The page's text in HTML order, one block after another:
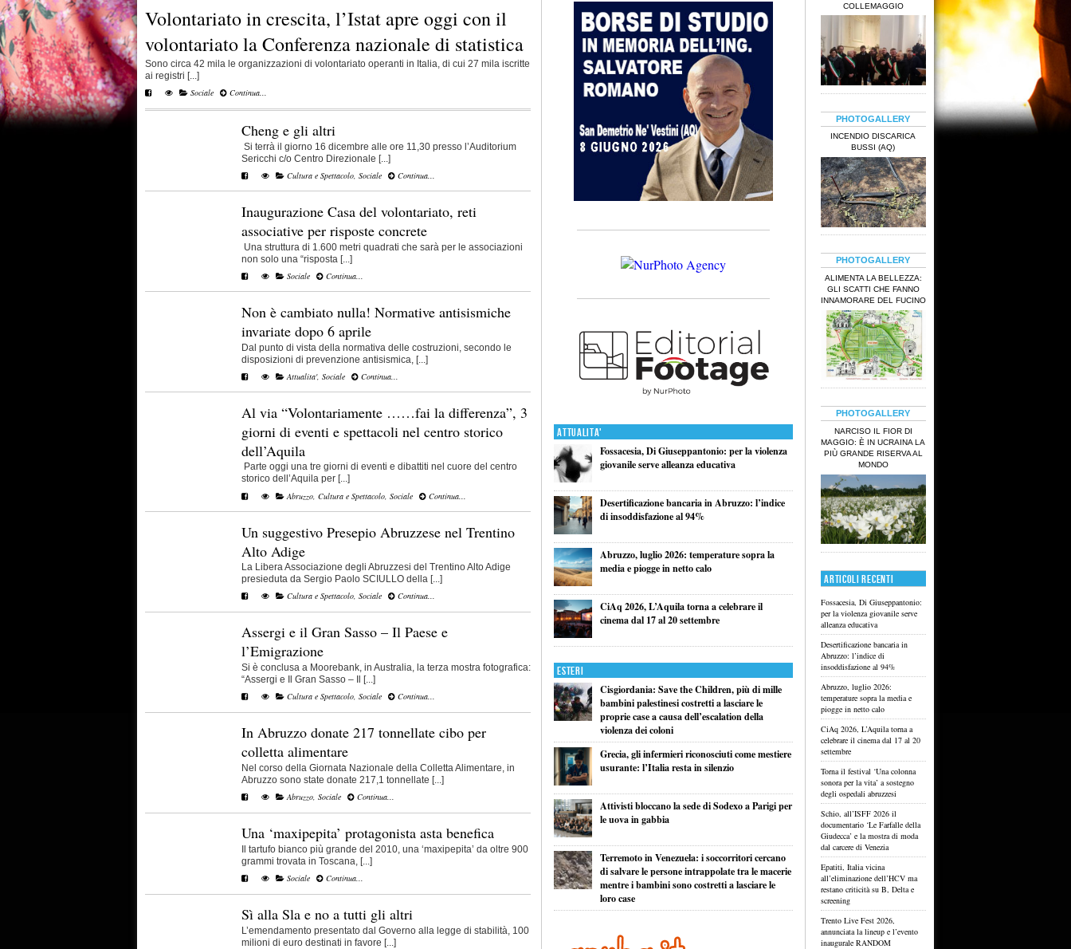
Volontariato in crescita, l’Istat apre oggi con il
volontariato la Conferenza nazionale di statistica
Sono circa 42 mila le organizzazioni di volontariato operanti in Italia, di cui 27 mila iscritte
ai registri [...]
Sociale
Continua...
Cheng e gli altri
Si terrà il giorno 16 dicembre alle ore 11,30 presso l’Auditorium
Sericchi c/o Centro Direzionale [...]
Cultura e Spettacolo, Sociale Continua...
Inaugurazione Casa del volontariato, reti
associative per risposte concrete
Una struttura di 1.600 metri quadrati che sarà per le associazioni
non solo una “risposta [...]
Sociale
Continua...
Non è cambiato nulla! Normative antisismiche
invariate dopo 6 aprile
Dal punto di vista della normativa delle costruzioni, secondo le
disposizioni di prevenzione antisismica, [...]
Attualita', Sociale Continua...
Al via “Volontariamente ……fai la differenza”, 3
giorni di eventi e spettacoli nel centro storico
dell’Aquila
Parte oggi una tre giorni di eventi e dibattiti nel cuore del centro
storico dell’Aquila per [...]
Abruzzo Cultura e Spettacolo Sociale Continua...
Un suggestivo Presepio Abruzzese nel Trentino
Alto Adige
La Libera Associazione degli Abruzzesi del Trentino Alto Adige
presieduta da Sergio Paolo SCIULLO della [...]
Cultura e Spettacolo, Sociale Continua...
Assergi e il Gran Sasso – Il Paese e
l’Emigrazione
Si è conclusa a Moorebank, in Australia, la terza mostra fotografica:
“Assergi e Il Gran Sasso – Il [...]
Cultura e Spettacolo, Sociale Continua...
In Abruzzo donate 217 tonnellate cibo per
colletta alimentare
Nel corso della Giornata Nazionale della Colletta Alimentare, in
Abruzzo sono state donate 217,1 tonnellate [...]
Abruzzo, Sociale Continua...
Una ‘maxipepita’ protagonista asta benefica
Il tartufo bianco più grande del 2010, una ‘maxipepita’ da oltre 900
grammi trovata in Toscana, [...]
Sociale
Continua...
Sì alla Sla e no a tutti gli altri
L’emendamento presentato dal Governo alla legge di stabilità, 100
milioni di euro destinati in favore [...]
Attualita'
Fossacesia, Di Giuseppantonio: per la violenza
giovanile serve alleanza educativa
Desertificazione bancaria in Abruzzo: l’indice
di insoddisfazione al 94%
Abruzzo, luglio 2026: temperature sopra la
media e piogge in netto calo
CiAq 2026, L’Aquila torna a celebrare il
cinema dal 17 al 20 settembre
Esteri
Cisgiordania: Save the Children, più di mille
bambini palestinesi costretti a lasciare le
proprie case a causa dell’escalation della
violenza dei coloni
Grecia, gli infermieri riconosciuti come mestiere
usurante: l’Italia resta in silenzio
Attivisti bloccano la sede di Sodexo a Parigi per
le uova in gabbia
Terremoto in Venezuela: i soccorritori cercano
di salvare le persone intrappolate tra le macerie
mentre i bambini sono costretti a lasciare le
loro case
COLLEMAGGIO
PHOTOGALLERY
INCENDIO DISCARICA
BUSSI (AQ)
PHOTOGALLERY
ALIMENTA LA BELLEZZA:
GLI SCATTI CHE FANNO
INNAMORARE DEL FUCINO
PHOTOGALLERY
NARCISO IL FIOR DI
MAGGIO: È IN UCRAINA LA
PIÙ GRANDE RISERVA AL
MONDO
ARTICOLI RECENTI
Fossacesia, Di Giuseppantonio:
per la violenza giovanile serve
alleanza educativa
Desertificazione bancaria in
Abruzzo: l’indice di
insoddisfazione al 94%
Abruzzo, luglio 2026:
temperature sopra la media e
piogge in netto calo
CiAq 2026, L’Aquila torna a
celebrare il cinema dal 17 al 20
settembre
Torna il festival ‘Una colonna
sonora per la vita’ a sostegno
degli ospedali abruzzesi
Schio, all’ISFF 2026 il
documentario ‘Le Farfalle della
Giudecca’ e la mostra di moda
dal carcere di Venezia
Epatiti, Italia vicina
all’eliminazione dell’HCV ma
restano criticità su B, Delta e
screening
Trento Live Fest 2026,
annunciata la lineup e l’evento
inaugurale RANDOM